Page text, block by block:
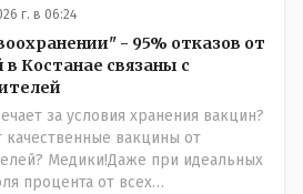
и многократно на недостатки
ему самому ДОБРОВОЛЬНО уйти с
г. в 06:24
- 95% отказов от
Костанае связаны с
за условия хранения вакцин?
качественные вакцины от
Медики!Даже при идеальных
процента от всех